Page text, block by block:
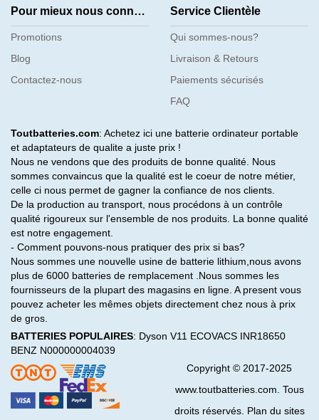
Pour mieux nous connaître
Promotions
Blog
Contactez-nous
Service Clientèle
Qui sommes-nous?
Livraison & Retours
Paiements sécurisés
FAQ
Toutbatteries.com: Achetez ici une batterie ordinateur portable
et adaptateurs de qualite a juste prix !
Nous ne vendons que des produits de bonne qualité. Nous
sommes convaincus que la qualité est le coeur de notre métier,
celle ci nous permet de gagner la confiance de nos clients.
De la production au transport, nous procédons à un contrôle
qualité rigoureux sur l'ensemble de nos produits. La bonne qualité
est notre engagement.
- Comment pouvons-nous pratiquer des prix si bas?
Nous sommes une nouvelle usine de batterie lithium,nous avons
plus de 6000 batteries de remplacement .Nous sommes les
fournisseurs de la plupart des magasins en ligne. A present vous
pouvez acheter les mêmes objets directement chez nous à prix
de gros.
BATTERIES POPULAIRES: Dyson V11 ECOVACS INR18650
BENZ N000000004039
Copyright © 2017-2025
www.toutbatteries.com. Tous
droits réservés. Plan du sites